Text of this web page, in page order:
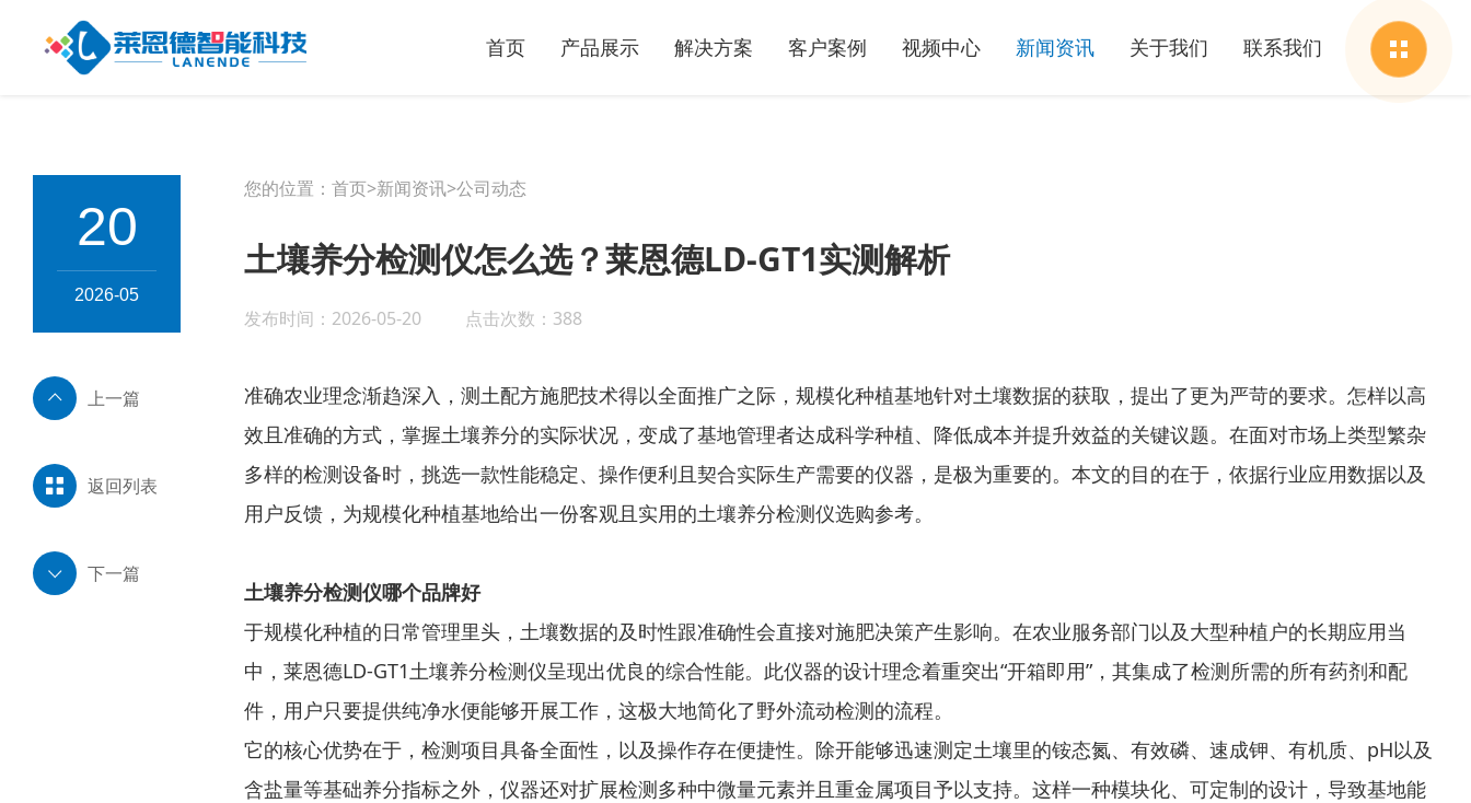
首页 产品展示 解决方案 客户案例 视频中心 新闻资讯 关于我们 联系我们
您的位置： 首页>新闻资讯>公司动态
土壤养分检测仪怎么选？莱恩德LD-GT1实测解析
发布时间：2026-05-20 点击次数：388
准确农业理念渐趋深入，测土配方施肥技术得以全面推广之际，规模化种植基地针对土壤数据的获取，提出了更为严苛的要求。怎样以高
效且准确的方式，掌握土壤养分的实际状况，变成了基地管理者达成科学种植、降低成本并提升效益的关键议题。在面对市场上类型繁杂
多样的检测设备时，挑选一款性能稳定、操作便利且契合实际生产需要的仪器，是极为重要的。本文的目的在于，依据行业应用数据以及
用户反馈，为规模化种植基地给出一份客观且实用的土壤养分检测仪选购参考。
土壤养分检测仪哪个品牌好
于规模化种植的日常管理里头，土壤数据的及时性跟准确性会直接对施肥决策产生影响。在农业服务部门以及大型种植户的长期应用当
中，莱恩德LD-GT1土壤养分检测仪呈现出优良的综合性能。此仪器的设计理念着重突出“开箱即用”，其集成了检测所需的所有药剂和配
件，用户只要提供纯净水便能够开展工作，这极大地简化了野外流动检测的流程。
它的核心优势在于，检测项目具备全面性，以及操作存在便捷性。除开能够迅速测定土壤里的铵态氮、有效磷、速成钾、有机质、pH以及
含盐量等基础养分指标之外，仪器还对扩展检测多种中微量元素并且重金属项目予以支持。这样一种模块化、可定制的设计，导致基地能
20
2026-05
上一篇
返回列表
下一篇